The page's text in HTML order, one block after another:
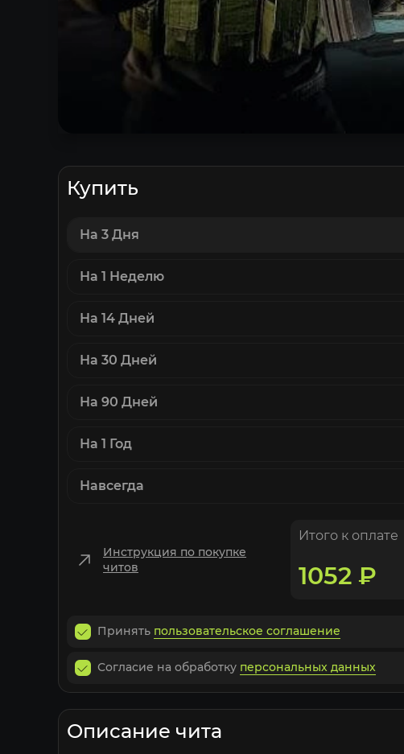
Купить
На 3 Дня
На 1 Неделю
На 14 Дней
На 30 Дней
На 90 Дней
На 1 Год
Навсегда
Инструкция по покупке
читов
Итого к оплате
1052 ₽
Принять пользовательское соглашение
Согласие на обработку персональных данных
Описание чита